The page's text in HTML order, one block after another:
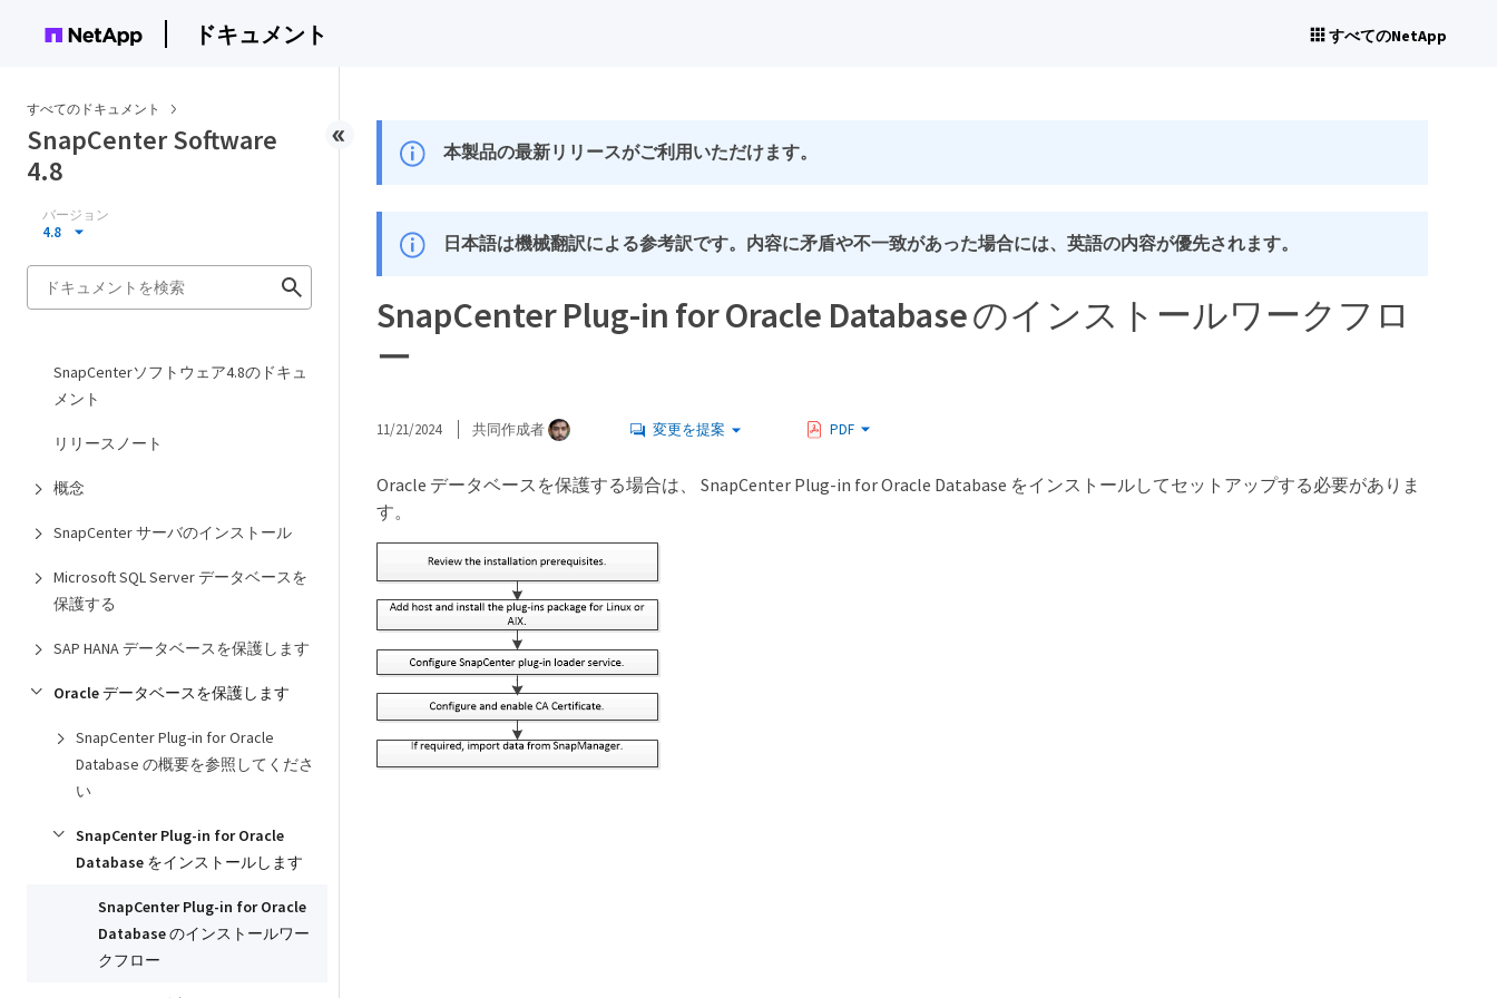
ドキュメント すべてのNetApp
すべてのドキュメント
SnapCenter Software
4.8
バージョン
4.8
SnapCenterソフトウェア4.8のドキュ
メント
リリースノート
概念
SnapCenter サーバのインストール
Microsoft SQL Server データベースを
保護する
SAP HANA データベースを保護します
Oracle データベースを保護します
SnapCenter Plug-in for Oracle
Database の概要を参照してくださ
い
SnapCenter Plug-in for Oracle
Database をインストールします
SnapCenter Plug-in for Oracle
Database のインストールワー
クフロー
本製品の最新リリースがご利用いただけます。
日本語は機械翻訳による参考訳です。内容に矛盾や不一致があった場合には、英語の内容が優先されます。
SnapCenter Plug-in for Oracle Database のインストールワークフロ
ー
11/21/2024 共同作成者 変更を提案 PDF
Oracle データベースを保護する場合は、 SnapCenter Plug-in for Oracle Database をインストールしてセットアップする必要がありま
す。